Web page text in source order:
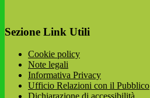
Sezione Link Utili
Cookie policy
Note legali
Informativa Privacy
Ufficio Relazioni con il Pubblico